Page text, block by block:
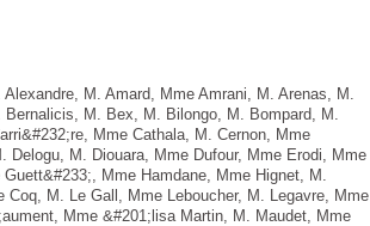
M. Amard, Mme Amrani, M. Arenas, M.
M. Bex, M. Bilongo, M. Bompard, M.
Mme Cathala, M. Cernon, Mme
M. Diouara, Mme Dufour, Mme Erodi, Mme
Mme Hamdane, Mme Hignet, M.
M. Le Gall, Mme Leboucher, M. Legavre, Mme
Mme &#201;lisa Martin, M. Maudet, Mme